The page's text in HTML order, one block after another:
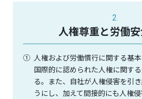
2.
人権尊重と労働
① 人権および労働慣行に関する基
国際的に認められた人権に関す
る。また、自社が人権侵害を引
うにし、加えて間接的にも人権